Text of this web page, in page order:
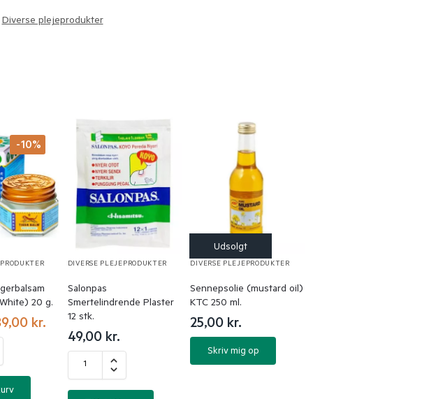
Diverse plejeprodukter
-10%
20 g.
kr.
DIVERSE PLEJEPRODUKTER
Salonpas
Smertelindrende Plaster
12 stk.
49,00 kr.
DIVERSE PLEJEPRODUKTER
Sennepsolie (mustard oil)
KTC 250 ml.
25,00 kr.
Skriv mig op